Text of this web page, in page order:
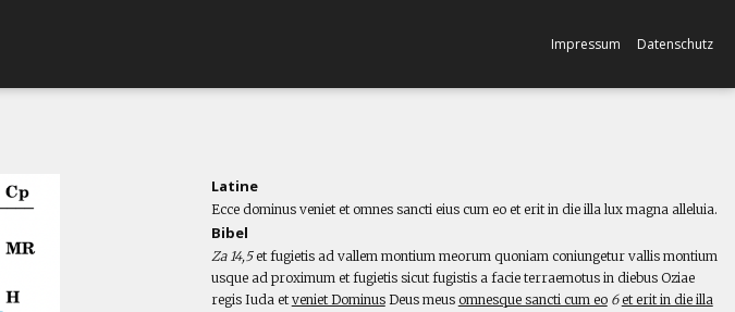
Impressum Datenschutz
Latine
Ecce dominus veniet et omnes sancti eius cum eo et erit in die illa lux magna alleluia.
Bibel
Za 14,5et fugietis ad vallem montium meorum quoniam coniungetur vallis montium
usque ad proximum et fugietis sicut fugistis a facie terraemotus in diebus Oziae
regis Iuda etveniet DominusDeus meus omnesque sancti cum eo 6 et erit in die illa